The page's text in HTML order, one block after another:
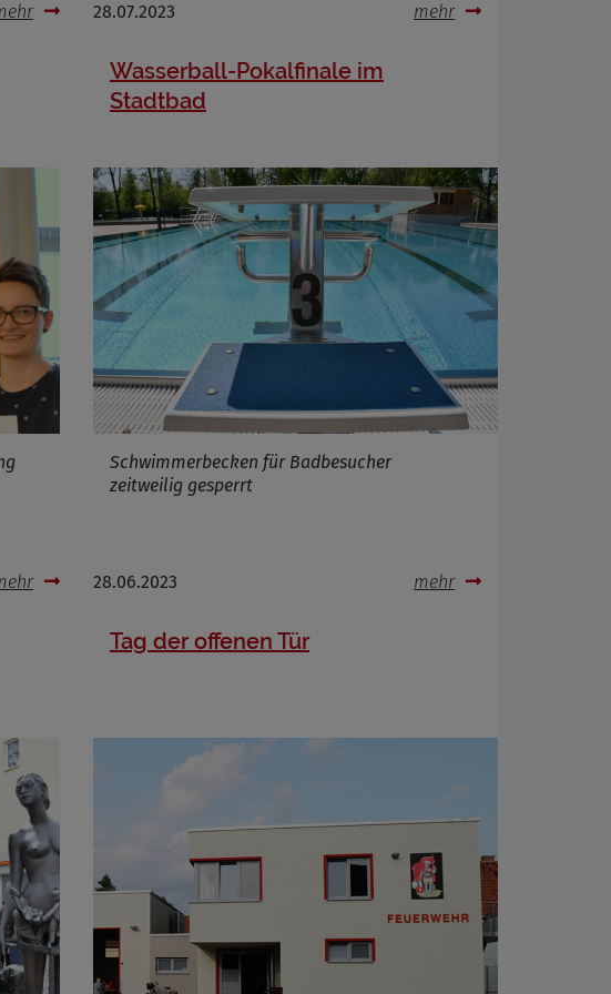
28.07.2023 mehr
Wasserball-Pokalfinale im
Stadtbad
Schwimmerbecken für Badbesucher
zeitweilig gesperrt
28.06.2023 mehr
Tag der offenen Tür